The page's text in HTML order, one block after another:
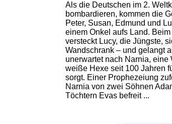
Als die Deutschen im 2.
bombardieren, kommen die
Peter, Susan, Edmund und
einem Onkel aufs Land.
versteckt Lucy, die Jüngste,
Wandschrank – und gelangt
unerwartet nach Narnia, eine
weiße Hexe seit 100 Jahren
sorgt. Einer Prophezeiung
Narnia von zwei Söhnen
Töchtern Evas befreit ...